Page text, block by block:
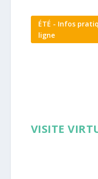
ÉTÉ - Infos
ligne
VISITE